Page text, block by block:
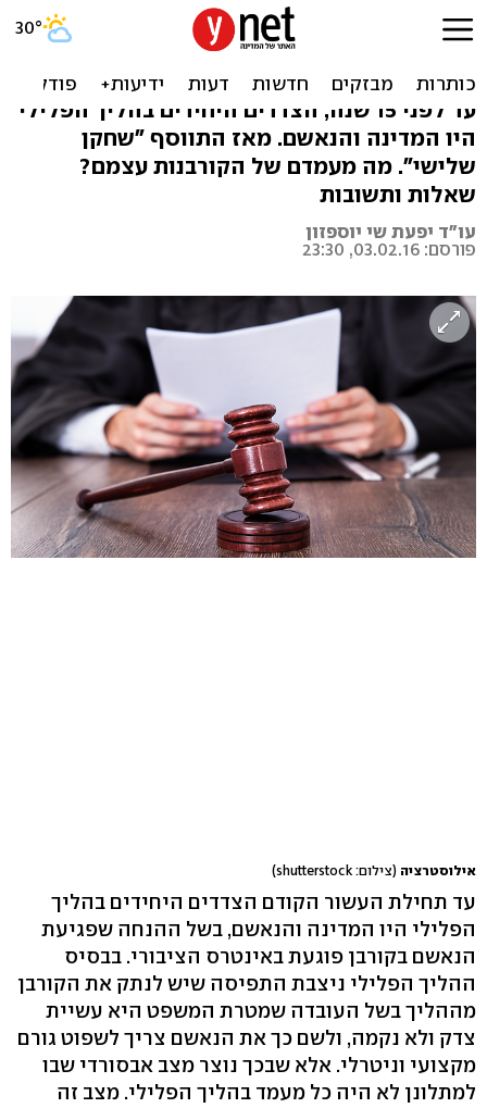
לא עומדים מהצד: מדריך
לזכויות נפגעי עבירה
עד לפני 15 שנה, הצדדים היחידים בהליך הפלילי
היו המדינה והנאשם. מאז התווסף "שחקן
שלישי". מה מעמדם של הקורבנות עצמם?
שאלות ותשובות
עו"ד יפעת שי יוספזון
פורסם: 03.02.16, 23:30
אילוסטרציה (צילום: shutterstock)
עד תחילת העשור הקודם הצדדים היחידים בהליך
הפלילי היו המדינה והנאשם, בשל ההנחה שפגיעת
הנאשם בקורבן פוגעת באינטרס הציבורי. בבסיס
ההליך הפלילי ניצבת התפיסה שיש לנתק את הקורבן
מההליך בשל העובדה שמטרת המשפט היא עשיית
צדק ולא נקמה, ולשם כך את הנאשם צריך לשפוט גורם
מקצועי וניטרלי. אלא שבכך נוצר מצב אבסורדי שבו
למתלונן לא היה כל מעמד בהליך הפלילי. מצב זה